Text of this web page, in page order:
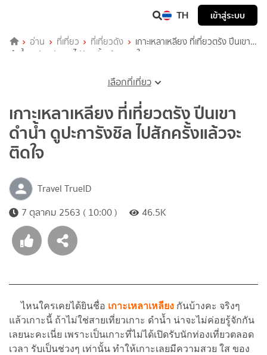
TH เข้าสู่ระบบ
อ่าน ที่เที่ยว ที่เที่ยวดัง
เกาะเหลาเหลียง ที่เที่ยวตรัง ปีนเขา
ดำน้ำ ดูปะการังชิล ไปสักครั้งแล้วจะติดใจ
เลือกที่เที่ยว
เกาะเหลาเหลียง ที่เที่ยวตรัง ปีนเขา
ดำน้ำ ดูปะการังชิล ไปสักครั้งแล้วจะ
ติดใจ
Travel TrueID
7 ตุลาคม 2563 ( 10:00 )
46.5K
ไหนใครเคยได้ยินชื่อ เกาะเหลาเหลียง กันบ้างคะ จริงๆ
แล้วเกาะนี้ ถ้าไม่ใช่สายเที่ยวเกาะ ดำน้ำ น่าจะไม่ค่อยรู้จักกัน
เลยนะคะเนี่ย เพราะเป็นเกาะที่ไม่ได้เปิดรับนักท่องเที่ยวตลอด
เวลา รับเป็นช่วงๆ เท่านั้น ทำให้เกาะเลยมีความสวย ใส ของ